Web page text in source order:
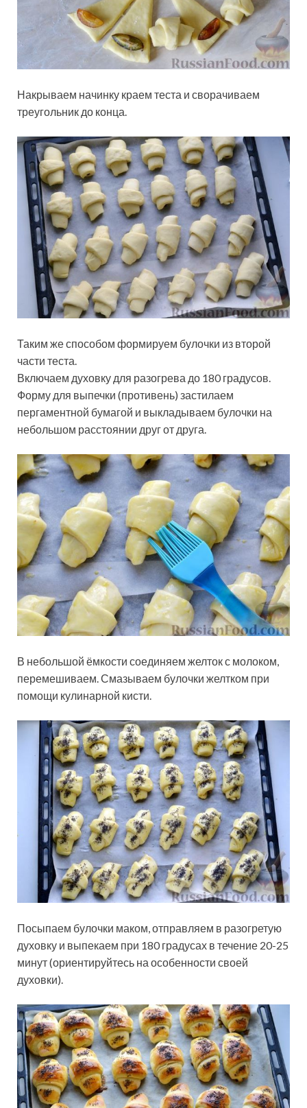
Накрываем начинку краем теста и сворачиваем
треугольник до конца.
Таким же способом формируем булочки из второй
части теста.
Включаем духовку для разогрева до 180 градусов.
Форму для выпечки (противень) застилаем
пергаментной бумагой и выкладываем булочки на
небольшом расстоянии друг от друга.
В небольшой ёмкости соединяем желток с молоком,
перемешиваем. Смазываем булочки желтком при
помощи кулинарной кисти.
Посыпаем булочки маком, отправляем в разогретую
духовку и выпекаем при 180 градусах в течение 20-25
минут (ориентируйтесь на особенности своей
духовки).